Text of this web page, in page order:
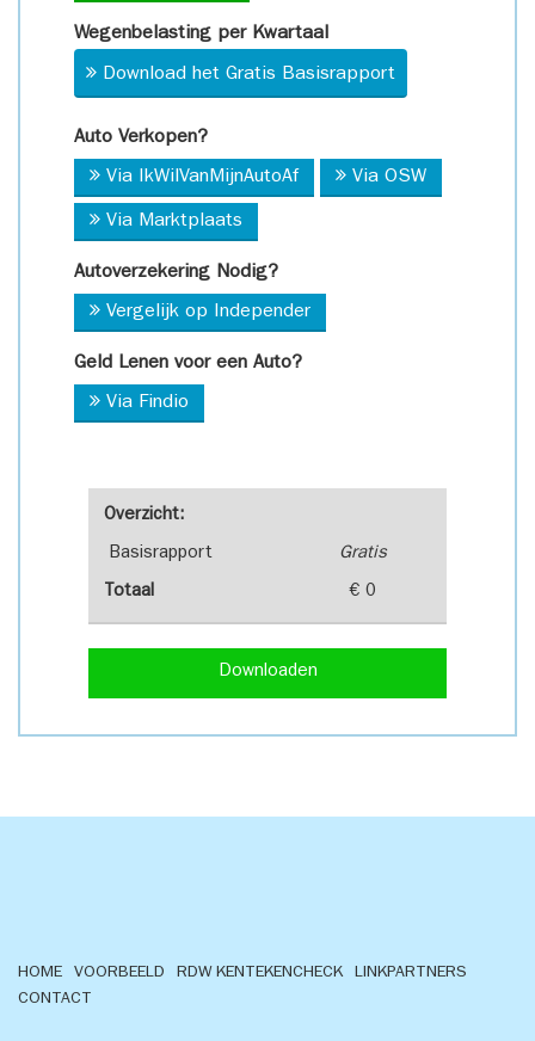
Overzicht:
Basisrapport Gratis
Totaal € 0
Downloaden
Wegenbelasting per Kwartaal
Download het Gratis Basisrapport
Auto Verkopen?
Via IkWilVanMijnAutoAf Via OSW
Via Marktplaats
Autoverzekering Nodig?
Vergelijk op Independer
Geld Lenen voor een Auto?
Via Findio
HOME VOORBEELD RDW KENTEKENCHECK
LINKPARTNERS
CONTACT